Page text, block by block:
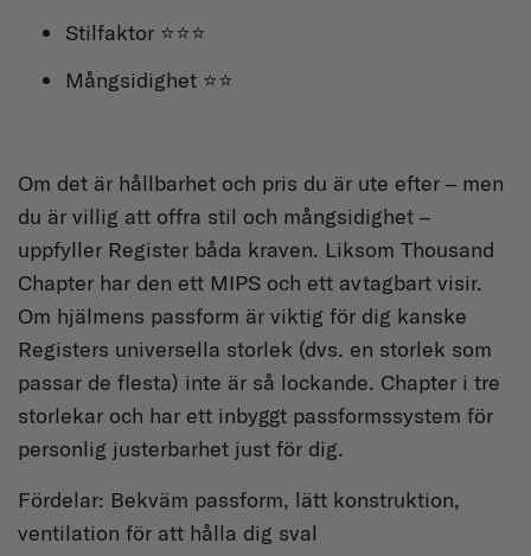
Stilfaktor ⭐⭐⭐
Mångsidighet ⭐⭐
Om det är hållbarhet och pris du är ute efter – men
du är villig att offra stil och mångsidighet –
uppfyller Register båda kraven. Liksom Thousand
Chapter har den ett MIPS och ett avtagbart visir.
Om hjälmens passform är viktig för dig kanske
Registers universella storlek (dvs. en storlek som
passar de flesta) inte är så lockande. Chapter i tre
storlekar och har ett inbyggt passformssystem för
personlig justerbarhet just för dig.
Fördelar: Bekväm passform, lätt konstruktion,
ventilation för att hålla dig sval